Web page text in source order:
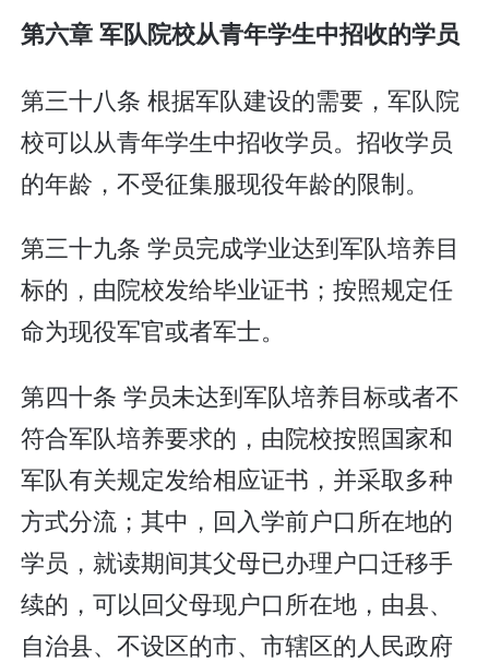
第六章 军队院校从青年学生中招收的学员
第三十八条 根据军队建设的需要，军队院
校可以从青年学生中招收学员。招收学员
的年龄，不受征集服现役年龄的限制。
第三十九条 学员完成学业达到军队培养目
标的，由院校发给毕业证书；按照规定任
命为现役军官或者军士。
第四十条 学员未达到军队培养目标或者不
符合军队培养要求的，由院校按照国家和
军队有关规定发给相应证书，并采取多种
方式分流；其中，回入学前户口所在地的
学员，就读期间其父母已办理户口迁移手
续的，可以回父母现户口所在地，由县、
自治县、不设区的市、市辖区的人民政府